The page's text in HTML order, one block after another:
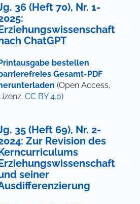
36 (Heft 70), Nr. 1-
ChatGPT
bestellen
Gesamt-PDF
(Open Access,
CC BY 4.0)
35 (Heft 69), Nr. 2-
Zur Revision des
seiner